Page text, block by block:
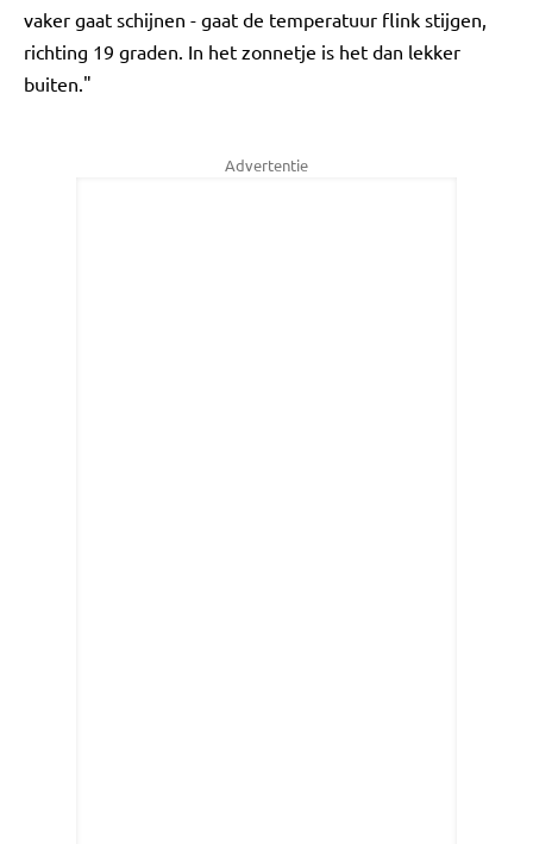
vaker gaat schijnen - gaat de temperatuur flink stijgen,
richting 19 graden. In het zonnetje is het dan lekker
buiten."
Advertentie